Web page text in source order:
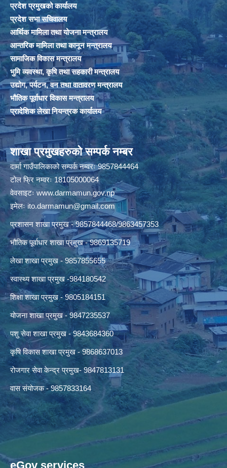
प्रदेश प्रमुखको कार्यालय
प्रदेश सभा सचिवालय
आर्थिक मामिला तथा योजना मन्त्रालय
आन्तरिक मामिला तथा कानून मन्त्रालय
सामाजिक विकास मन्त्रालय
भुमि व्यवस्था, कृषि तथा सहकारी मन्त्रालय
उद्योग, पर्यटन, वन तथा वातावरण मन्त्रालय
भौतिक पूर्वाधार विकास मन्त्रालय
प्रादेशिक लेखा नियन्त्रक कार्यालय
शाखा प्रमुखहरुको सम्पर्क नम्बर
दार्मा गाउँपालिकाको सम्पर्क नम्वरः 9857844464
टोल फ्रि नम्वरः 18105000064
वेवसाइटःwww.darmamun.gov.np
इमेलःito.darmamun@gmail.com
प्रशासन शाखा प्रमुख - 9857844468/9863457353
भौतिक पूर्वाधार शाखा प्रमुख - 9869135719
लेखा शाखा प्रमुख - 9857855655
स्वास्थ्य शाखा प्रमुख -984180542
शिक्षा शाखा प्रमुख - 9805184151
योजना शाखा प्रमुख - 9847235537
पशु सेवा शाखा प्रमुख - 9843684360
कृषि विकास शाखा प्रमुख - 9868637013
रोजगार सेवा केन्द्र प्रमुख- 9847813131
वास संयोजक - 9857833164
eGov services